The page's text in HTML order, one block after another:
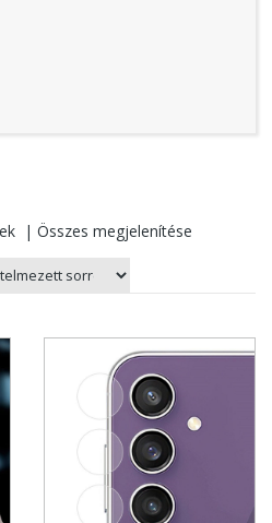
| Összes megjelenítése